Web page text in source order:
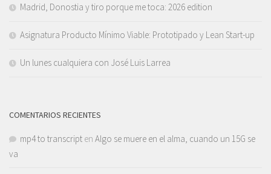
Madrid, Donostia y tiro porque me toca: 2026 edition
Asignatura Producto Mínimo Viable: Prototipado y Lean Start-up
Un lunes cualquiera con José Luis Larrea
COMENTARIOS RECIENTES
mp4 to transcript en Algo se muere en el alma, cuando un 15G se
va